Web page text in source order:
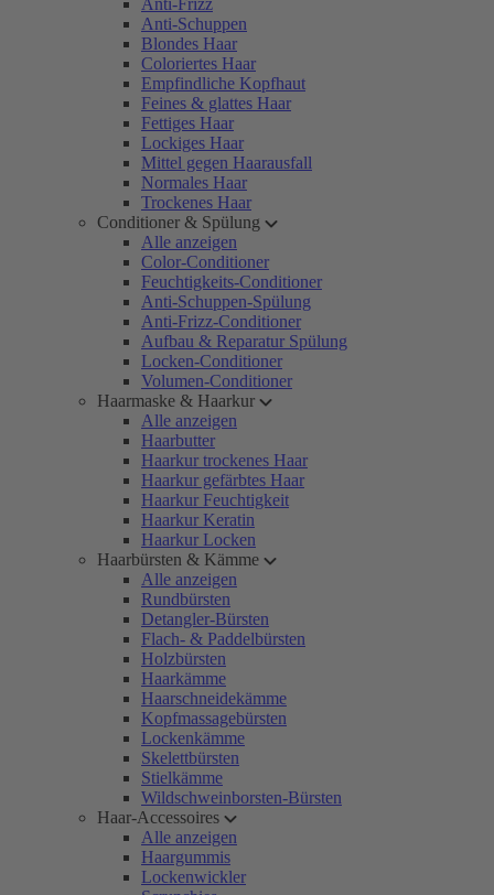
Anti-Frizz
Anti-Schuppen
Blondes Haar
Coloriertes Haar
Empfindliche Kopfhaut
Feines & glattes Haar
Fettiges Haar
Lockiges Haar
Mittel gegen Haarausfall
Normales Haar
Trockenes Haar
Conditioner & Spülung
Alle anzeigen
Color-Conditioner
Feuchtigkeits-Conditioner
Anti-Schuppen-Spülung
Anti-Frizz-Conditioner
Aufbau & Reparatur Spülung
Locken-Conditioner
Volumen-Conditioner
Haarmaske & Haarkur
Alle anzeigen
Haarbutter
Haarkur trockenes Haar
Haarkur gefärbtes Haar
Haarkur Feuchtigkeit
Haarkur Keratin
Haarkur Locken
Haarbürsten & Kämme
Alle anzeigen
Rundbürsten
Detangler-Bürsten
Flach- & Paddelbürsten
Holzbürsten
Haarkämme
Haarschneidekämme
Kopfmassagebürsten
Lockenkämme
Skelettbürsten
Stielkämme
Wildschweinborsten-Bürsten
Haar-Accessoires
Alle anzeigen
Haargummis
Lockenwickler